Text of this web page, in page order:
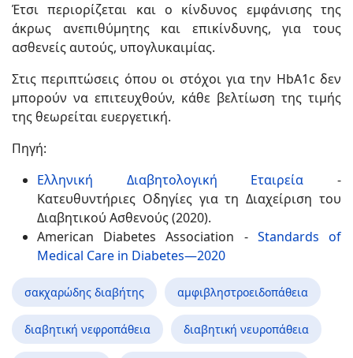
Έτσι περιορίζεται και ο κίνδυνος εμφάνισης της
άκρως ανεπιθύμητης και επικίνδυνης, για τους
ασθενείς αυτούς, υπογλυκαιμίας.
Στις περιπτώσεις όπου οι στόχοι για την HbA1c δεν
μπορούν να επιτευχθούν, κάθε βελτίωση της τιμής
της θεωρείται ευεργετική.
Πηγή:
Ελληνική Διαβητολογική Εταιρεία -
Κατευθυντήριες Οδηγίες για τη Διαχείριση του
Διαβητικού Ασθενούς (2020).
American Diabetes Association - Standards of
Medical Care in Diabetes—2020
σακχαρώδης διαβήτης αμφιβληστροειδοπάθεια
διαβητική νεφροπάθεια διαβητική νευροπάθεια